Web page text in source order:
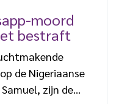
moord
bestraft
de Nigeriaanse
zijn de